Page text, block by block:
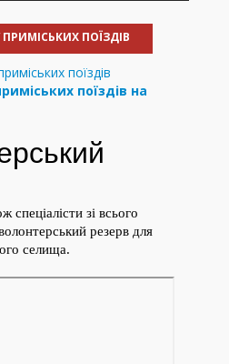
ПОЇЗДІВ
поїздів на